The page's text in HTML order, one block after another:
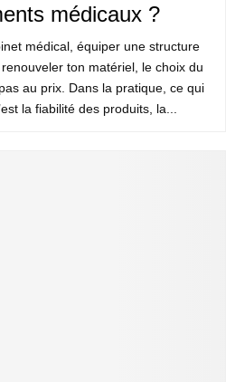
médicaux ?
médical, équiper une structure
ton matériel, le choix du
au prix. Dans la pratique, ce qui
la fiabilité des produits, la...